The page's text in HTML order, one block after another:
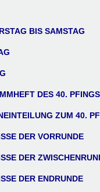
BIS SAMSTAG
DES 40.
ZUM 40.
DER VORRUNDE
DER
DER ENDRUNDE